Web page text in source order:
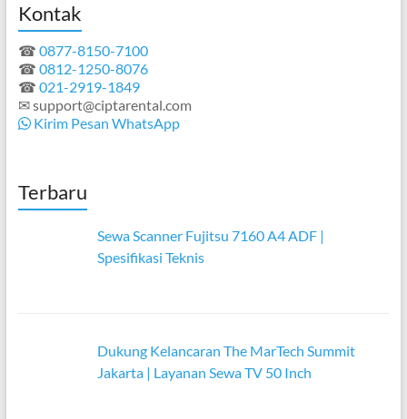
Kontak
☎ 0877-8150-7100
☎ 0812-1250-8076
☎ 021-2919-1849
✉ support@ciptarental.com
Kirim Pesan WhatsApp
Terbaru
Sewa Scanner Fujitsu 7160 A4 ADF |
Spesifikasi Teknis
Dukung Kelancaran The MarTech Summit
Jakarta | Layanan Sewa TV 50 Inch